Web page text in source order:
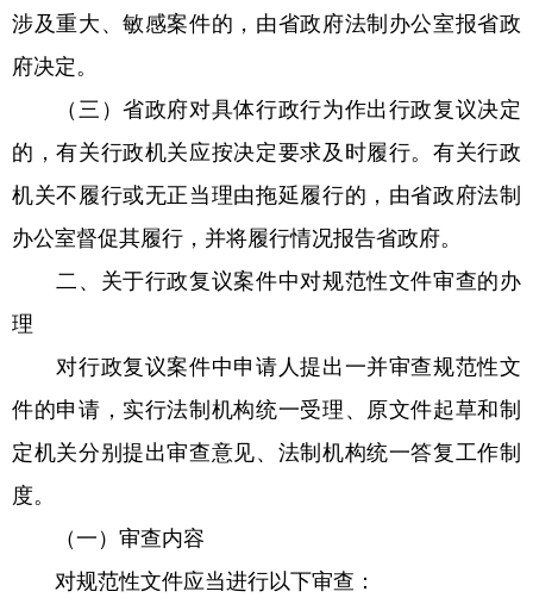
涉及重大、敏感案件的，由省政府法制办公室报省政
府决定。
（三）省政府对具体行政行为作出行政复议决定
的，有关行政机关应按决定要求及时履行。有关行政
机关不履行或无正当理由拖延履行的，由省政府法制
办公室督促其履行，并将履行情况报告省政府。
二、关于行政复议案件中对规范性文件审查的办
理
对行政复议案件中申请人提出一并审查规范性文
件的申请，实行法制机构统一受理、原文件起草和制
定机关分别提出审查意见、法制机构统一答复工作制
度。
（一）审查内容
对规范性文件应当进行以下审查：